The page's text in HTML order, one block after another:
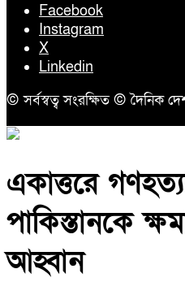
Facebook
Instagram
X
Linkedin
© সর্বস্বত্ব সংরক্ষিত © দৈনিক
একাত্তরে
পাকিস্তানকে
আহ্বান